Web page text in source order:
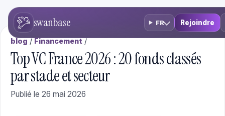
swanbase FR Rejoindre
blog / Financement /
Top VC France 2026 : 20 fonds classés
par stade et secteur
Publié le 26 mai 2026